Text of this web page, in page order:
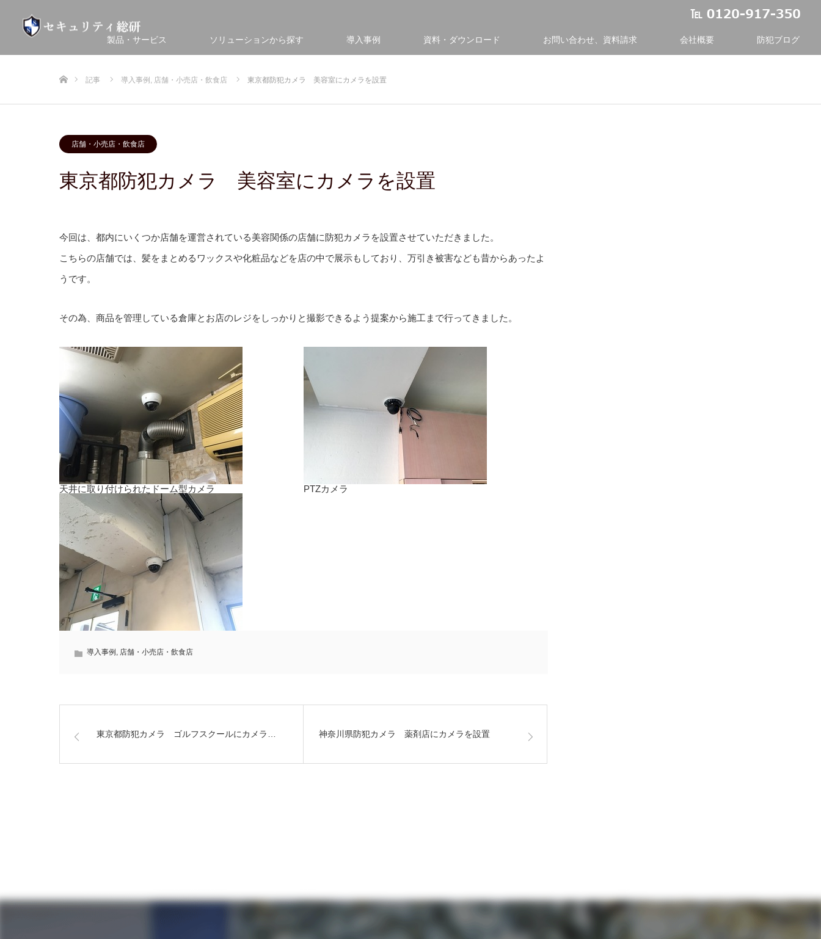
製品・サービス ソリューションから探す 導入事例 資料・ダウンロード お問い合わせ、資料請求 会社概要 防犯ブログ
記事 導入事例 , 店舗・小売店・飲食店 東京都防犯カメラ 美容室にカメラを設置
店舗・小売店・飲食店
東京都防犯カメラ 美容室にカメラを設置
今回は、都内にいくつか店舗を運営されている美容関係の店舗に防犯カメラを設置させていただきました。
こちらの店舗では、髪をまとめるワックスや化粧品などを店の中で展示もしており、万引き被害なども昔からあったよ
うです。
その為、商品を管理している倉庫とお店のレジをしっかりと撮影できるよう提案から施工まで行ってきました。
天井に取り付けられたドーム型カメラ PTZカメラ
導入事例 , 店舗・小売店・飲食店
東京都防犯カメラ ゴルフスクールにカメラ… 神奈川県防犯カメラ 薬剤店にカメラを設置